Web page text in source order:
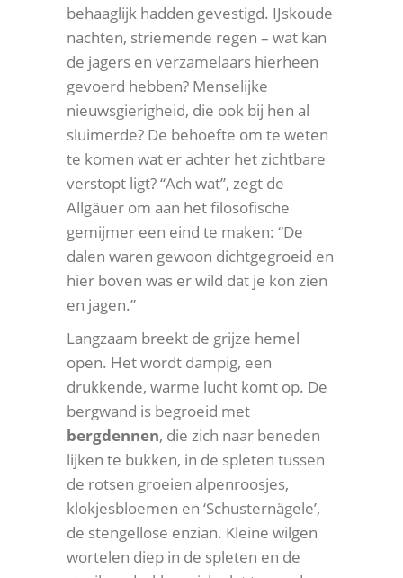
behaaglijk hadden gevestigd. IJskoude
nachten, striemende regen – wat kan
de jagers en verzamelaars hierheen
gevoerd hebben? Menselijke
nieuwsgierigheid, die ook bij hen al
sluimerde? De behoefte om te weten
te komen wat er achter het zichtbare
verstopt ligt? “Ach wat”, zegt de
Allgäuer om aan het filosofische
gemijmer een eind te maken: “De
dalen waren gewoon dichtgegroeid en
hier boven was er wild dat je kon zien
en jagen.”
Langzaam breekt de grijze hemel
open. Het wordt dampig, een
drukkende, warme lucht komt op. De
bergwand is begroeid met
bergdennen, die zich naar beneden
lijken te bukken, in de spleten tussen
de rotsen groeien alpenroosjes,
klokjesbloemen en ‘Schusternägele’,
de stengellose enzian. Kleine wilgen
wortelen diep in de spleten en de